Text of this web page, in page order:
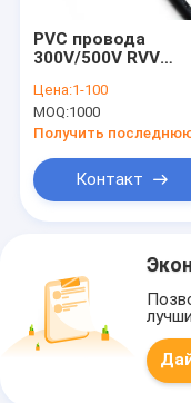
PVC провода
300V/500V RVV
обшил гибкий
кабель 2 ядров
Цена:1-100
MOQ:1000
Контакт